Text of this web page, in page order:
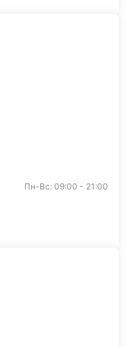
Пн-Вс: 09:00 - 21:00